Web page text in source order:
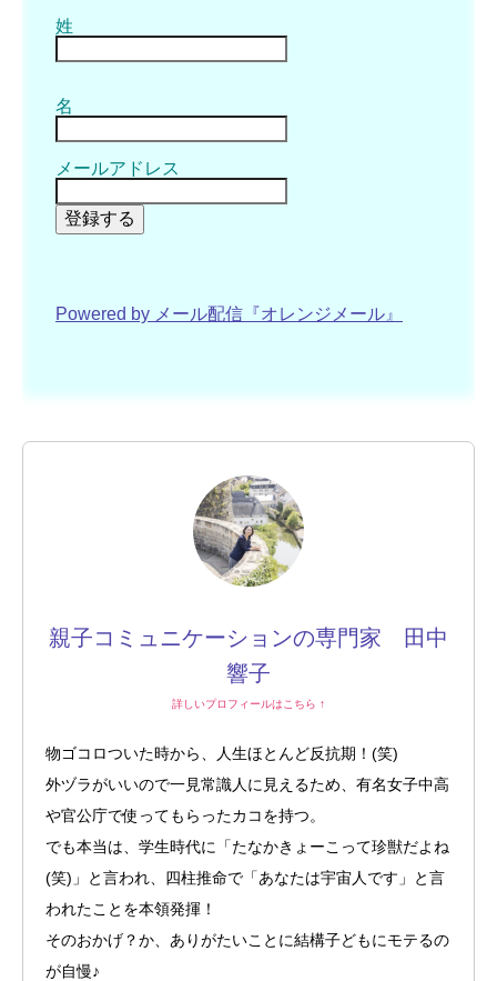
姓
名
メールアドレス
登録する
Powered by メール配信『オレンジメール』
親子コミュニケーションの専門家 田中
響子
詳しいプロフィールはこちら ↑
物ゴコロついた時から、人生ほとんど反抗期！(笑)
外ヅラがいいので一見常識人に見えるため、有名女子中高
や官公庁で使ってもらったカコを持つ。
でも本当は、学生時代に「たなかきょーこって珍獣だよね
(笑)」と言われ、四柱推命で「あなたは宇宙人です」と言
われたことを本領発揮！
そのおかげ？か、ありがたいことに結構子どもにモテるの
が自慢♪
動画プレゼントのお知らせ
親子1on1メソッドとは？
スピーチキッズ講座とは
プロフィール
ルクセンブルク発！珍獣の日々のツブヤキ(blog)
よくあるご質問
受講生専用ページ
お問い合わせ
プライバシーポリシー・免責事項